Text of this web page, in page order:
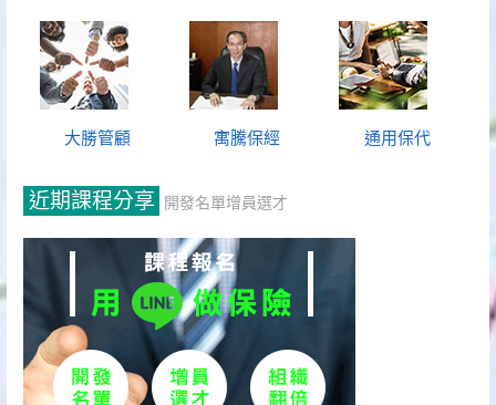
大勝管顧 寓騰保經 通用保代
近期課程分享 開發名單增員選才